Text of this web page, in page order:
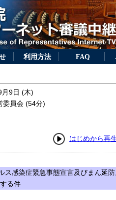
利用方法 FAQ
月9日 (木)
委員会 (54分)
はじめから再
ス感染症緊急事態宣言及びまん延
る件